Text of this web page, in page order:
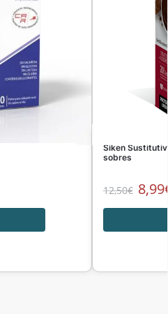
Siken
sobres
12,50€ 8,99